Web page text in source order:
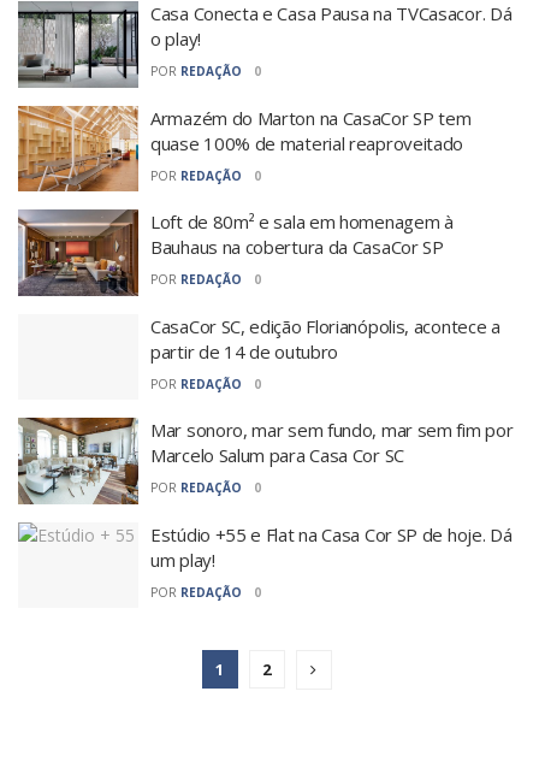
Casa Conecta e Casa Pausa na TVCasacor. Dá
o play!
POR REDAÇÃO 0
Armazém do Marton na CasaCor SP tem
quase 100% de material reaproveitado
POR REDAÇÃO 0
Loft de 80m² e sala em homenagem à
Bauhaus na cobertura da CasaCor SP
POR REDAÇÃO 0
CasaCor SC, edição Florianópolis, acontece a
partir de 14 de outubro
POR REDAÇÃO 0
Mar sonoro, mar sem fundo, mar sem fim por
Marcelo Salum para Casa Cor SC
POR REDAÇÃO 0
Estúdio +55 e Flat na Casa Cor SP de hoje. Dá
um play!
POR REDAÇÃO 0
1 2